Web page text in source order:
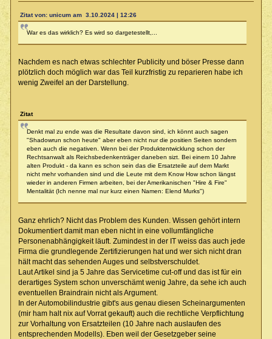
Zitat von: unicum am 3.10.2024 | 12:26
War es das wirklich? Es wird so dargetestellt,...
Nachdem es nach etwas schlechter Publicity und böser Presse dann
plötzlich doch möglich war das Teil kurzfristig zu reparieren habe ich
wenig Zweifel an der Darstellung.
Zitat
Denkt mal zu ende was die Resultate davon sind, ich könnt auch sagen
"Shadowrun schon heute" aber eben nicht nur die positien Seiten sondern
eben auch die negativen. Wenn bei der Produktentwicklung schon der
Rechtsanwalt als Reichsbedenkenträger daneben sizt. Bei einem 10 Jahre
alten Produkt - da kann es schon sein das die Ersatzteile auf dem Markt
nicht mehr vorhanden sind und die Leute mit dem Know How schon längst
wieder in anderen Firmen arbeiten, bei der Amerikanischen "Hire & Fire"
Mentalität (Ich nenne mal nur kurz einen Namen: Elend Murks")
Ganz ehrlich? Nicht das Problem des Kunden. Wissen gehört intern
Dokumentiert damit man eben nicht in eine vollumfängliche
Personenabhängigkeit läuft. Zumindest in der IT weiss das auch jede
Firma die grundlegende Zertifizierungen hat und wer sich nicht dran
hält macht das sehenden Auges und selbstverschuldet.
Laut Artikel sind ja 5 Jahre das Servicetime cut-off und das ist für ein
derartiges System schon unverschämt wenig Jahre, da sehe ich auch
eventuellen Braindrain nicht als Argument.
In der Automobilindustrie gibt's aus genau diesen Scheinargumenten
(mir ham halt nix auf Vorrat gekauft) auch die rechtliche Verpflichtung
zur Vorhaltung von Ersatzteilen (10 Jahre nach auslaufen des
entsprechenden Modells). Eben weil der Gesetzgeber seine